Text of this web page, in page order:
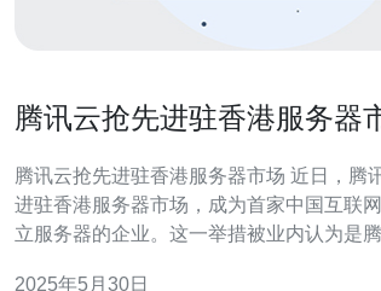
腾讯云抢先进驻香港服务器
腾讯云抢先进驻香港服务器市场 近日，腾讯云宣布将正式
进驻香港服务器市场，成为首家中国互联
立服务器的企业。这一举措被业内认为是
2025年5月30日